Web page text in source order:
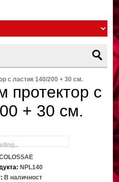
с ластик 140/200 + 30 см.
протектор с
+ 30 см.
NPL140
В наличност